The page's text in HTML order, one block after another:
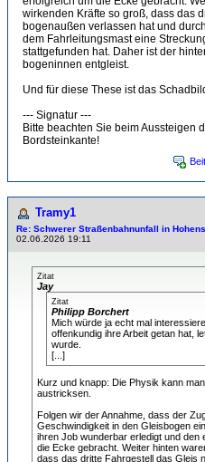
wirkenden Kräfte so groß, dass das
bogenaußen verlassen hat und
dem Fahrleitungsmast eine
stattgefunden hat. Daher ist der
bogeninnen entgleist.
Und für diese These ist das
--- Signatur ---
Bitte beachten Sie beim Aussteigen
Bordsteinkante!
Tramy1
Re: Schwerer Straßenbahnunfall in
02.06.2026 19:11
Zitat
Jay
Zitat
Philipp Borchert
Mich würde ja echt mal
offenkundig ihre Arbeit getan hat,
wurde.
[...]
Kurz und knapp: Die Physik kann
austricksen.
Folgen wir der Annahme, dass der
Geschwindigkeit in den Gleisbogen
ihren Job wunderbar erledigt und
die Ecke gebracht. Weiter hinten
dass das dritte Fahrgestell das Gleis